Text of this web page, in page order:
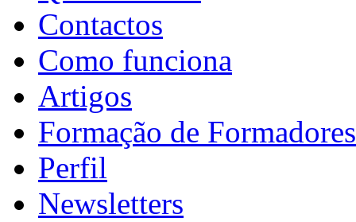
Contactos
Como funciona
Artigos
Formação de Formadores
Perfil
Newsletters